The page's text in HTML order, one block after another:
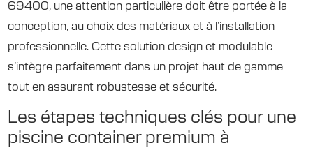
69400, une attention particulière doit être portée à la
conception, au choix des matériaux et à l’installation
professionnelle. Cette solution design et modulable
s’intègre parfaitement dans un projet haut de gamme
tout en assurant robustesse et sécurité.
Les étapes techniques clés pour une
piscine container premium à